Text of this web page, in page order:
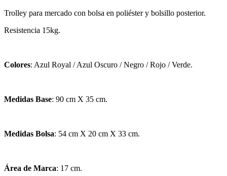
Trolley para mercado con bolsa en poliéster y bolsillo posterior.
Resistencia 15kg.
Colores: Azul Royal / Azul Oscuro / Negro / Rojo / Verde.
Medidas Base: 90 cm X 35 cm.
Medidas Bolsa: 54 cm X 20 cm X 33 cm.
Área de Marca: 17 cm.